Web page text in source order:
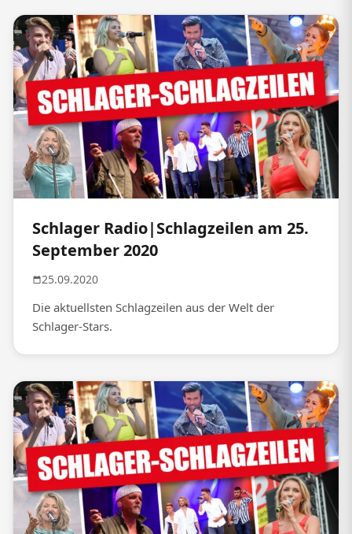
Schlager Radio|Schlagzeilen am 25.
September 2020
25.09.2020
Die aktuellsten Schlagzeilen aus der Welt der
Schlager-Stars.